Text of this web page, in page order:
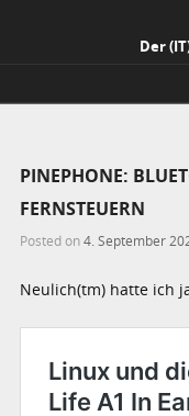
Der
PINEPHONE:
FERNSTEUERN
Posted on4. September
Neulich(tm) hatte ich